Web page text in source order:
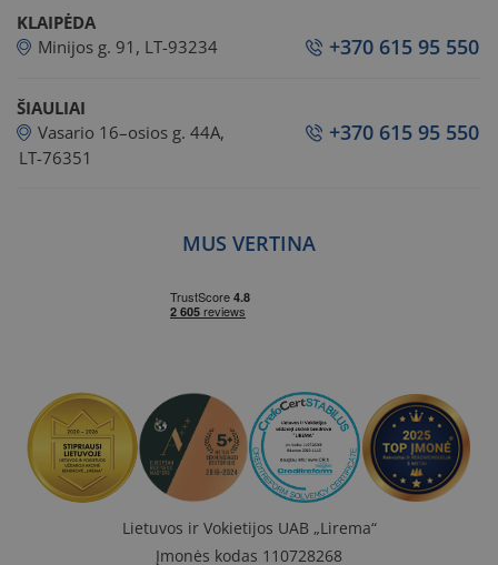
KLAIPĖDA
Minijos g. 91, LT-93234
+370 615 95 550
ŠIAULIAI
Vasario 16–osios g. 44A,
LT-76351
+370 615 95 550
MUS VERTINA
Lietuvos ir Vokietijos UAB „Lirema“
Įmonės kodas 110728268